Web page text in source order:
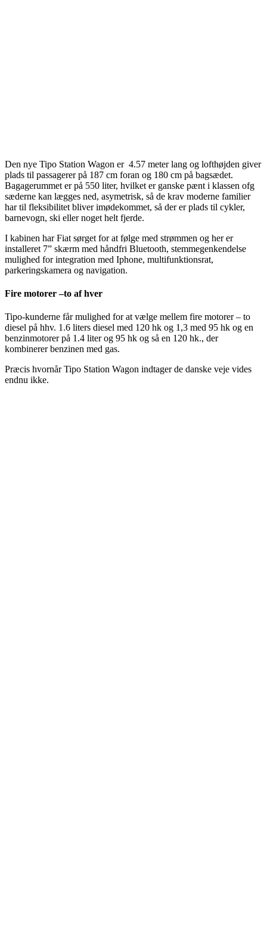
Den nye Tipo Station Wagon er 4.57 meter lang og lofthøjden giver
plads til passagerer på 187 cm foran og 180 cm på bagsædet.
Bagagerummet er på 550 liter, hvilket er ganske pænt i klassen ofg
sæderne kan lægges ned, asymetrisk, så de krav moderne familier
har til fleksibilitet bliver imødekommet, så der er plads til cykler,
barnevogn, ski eller noget helt fjerde.
I kabinen har Fiat sørget for at følge med strømmen og her er
installeret 7” skærm med håndfri Bluetooth, stemmegenkendelse
mulighed for integration med Iphone, multifunktionsrat,
parkeringskamera og navigation.
Fire motorer –to af hver
Tipo-kunderne får mulighed for at vælge mellem fire motorer – to
diesel på hhv. 1.6 liters diesel med 120 hk og 1,3 med 95 hk og en
benzinmotorer på 1.4 liter og 95 hk og så en 120 hk., der
kombinerer benzinen med gas.
Præcis hvornår Tipo Station Wagon indtager de danske veje vides
endnu ikke.